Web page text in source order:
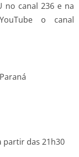
no canal 236 e na
o canal
partir das 21h30